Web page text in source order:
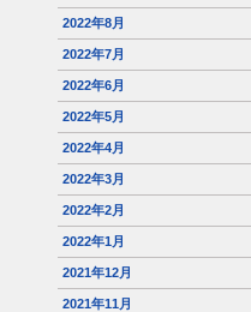
2022年8月
2022年7月
2022年6月
2022年5月
2022年4月
2022年3月
2022年2月
2022年1月
2021年12月
2021年11月